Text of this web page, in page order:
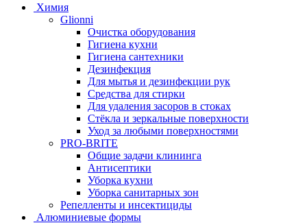
Химия
Glionni
Очистка оборудования
Гигиена кухни
Гигиена сантехники
Дезинфекция
Для мытья и дезинфекции рук
Средства для стирки
Для удаления засоров в стоках
Стёкла и зеркальные поверхности
Уход за любыми поверхностями
PRO-BRITE
Общие задачи клининга
Антисептики
Уборка кухни
Уборка санитарных зон
Репелленты и инсектициды
Алюминиевые формы